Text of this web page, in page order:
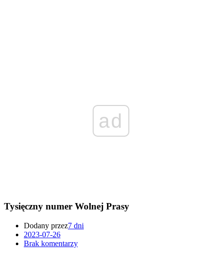
ad
Tysięczny numer Wolnej Prasy
Dodany przez7 dni
2023-07-26
Brak komentarzy